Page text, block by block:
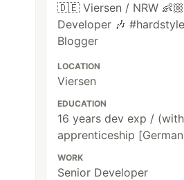
🇩🇪 Viersen / NRW 👶🏼
Developer 🎶
Blogger
LOCATION
Viersen
EDUCATION
16 years dev exp /
apprenticeship
WORK
Senior Developer